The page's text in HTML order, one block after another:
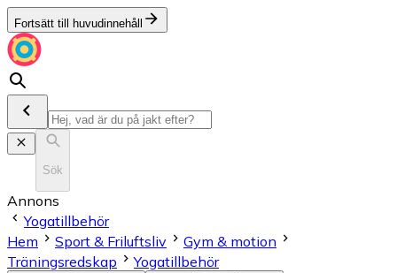
Fortsätt till huvudinnehåll
Sök
Annons
Yogatillbehör
Hem
Sport & Friluftsliv
Gym & motion
Träningsredskap
Yogatillbehör